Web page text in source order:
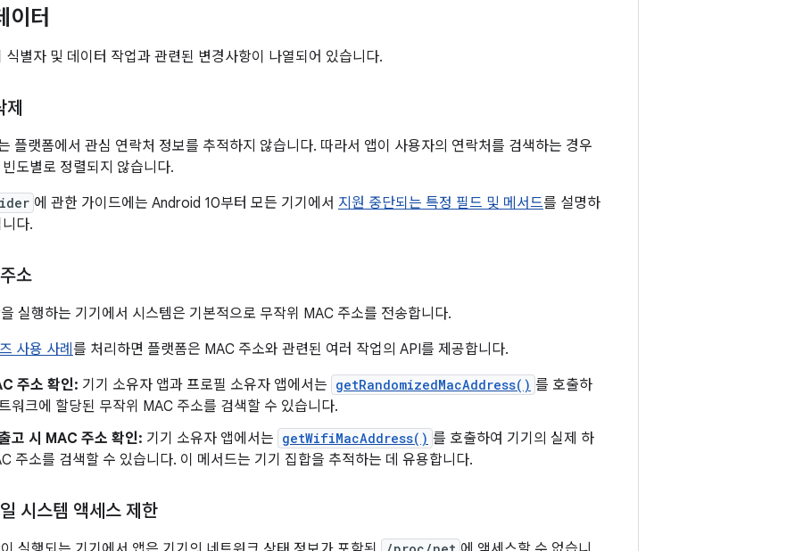
이터
식별자 및 데이터 작업과 관련된 변경사항이 나열되어 있습니다.
플랫폼에서 관심 연락처 정보를 추적하지 않습니다. 따라서 앱이 사용자의 연락처를 검색하는 경우
도별로 정렬되지 않습니다.
에 관한 가이드에는 Android 10부터 모든 기기에서 지원 중단되는 특정 필드 및 메서드를 설명하
다.
소
실행하는 기기에서 시스템은 기본적으로 무작위 MAC 주소를 전송합니다.
사용 사례 를 처리하면 플랫폼은 MAC 주소와 관련된 여러 작업의 API를 제공합니다.
주소 확인: 기기 소유자 앱과 프로필 소유자 앱에서는 getRandomizedMacAddress() 를 호출하
워크에 할당된 무작위 MAC 주소를 검색할 수 있습니다.
고 시 MAC 주소 확인: 기기 소유자 앱에서는 getWifiMacAddress() 를 호출하여 기기의 실제 하
주소를 검색할 수 있습니다. 이 메서드는 기기 집합을 추적하는 데 유용합니다.
시스템 액세스 제한